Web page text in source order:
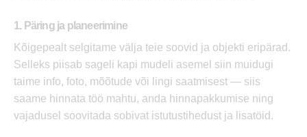
1. Päring ja planeerimine
Kõigepealt selgitame välja teie soovid ja objekti eripärad.
Selleks piisab sageli kapi mudeli asemel siin muidugi
taime info, foto, mõõtude või lingi saatmisest — siis
saame hinnata töö mahtu, anda hinnapakkumise ning
vajadusel soovitada sobivat istutustihedust ja lisatöid.